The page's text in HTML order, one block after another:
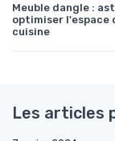
Meuble dangle :
optimiser l'espace
cuisine
Les articles